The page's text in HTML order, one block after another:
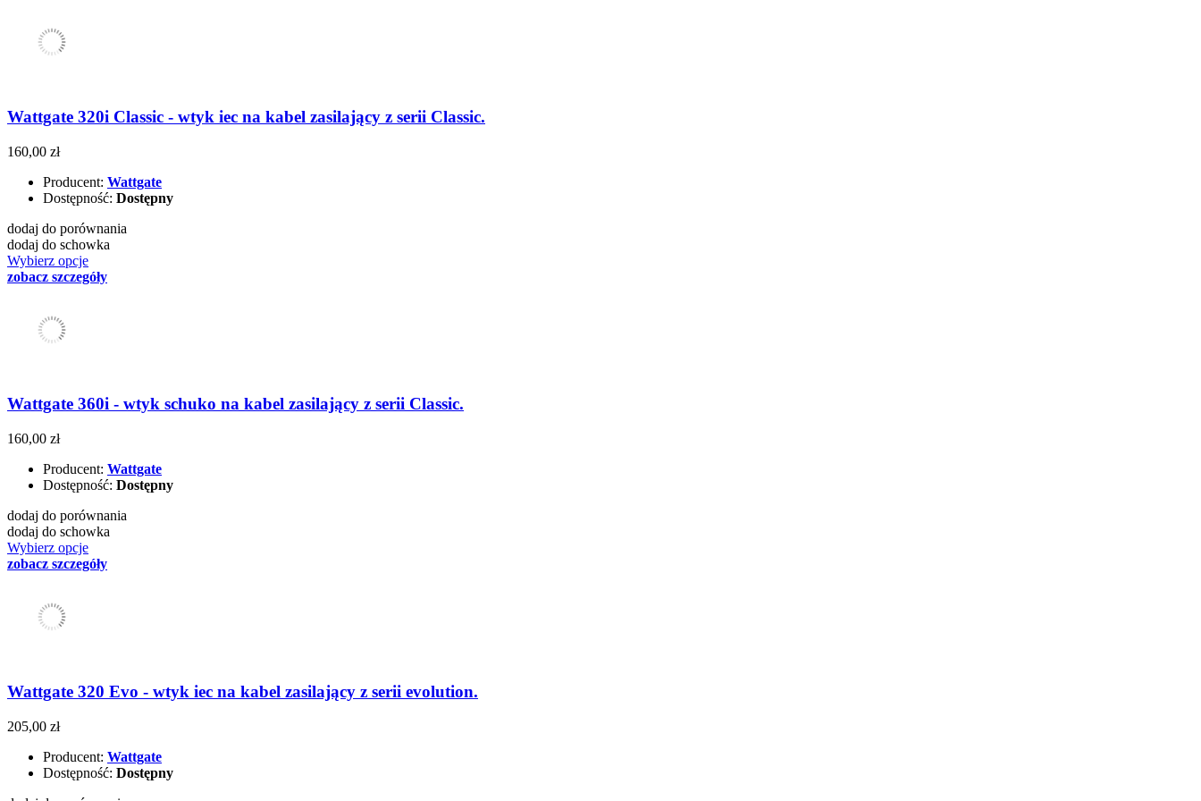
Wattgate 320i Classic - wtyk iec na kabel zasilający z serii Classic.
160,00 zł
Producent: Wattgate
Dostępność: Dostępny
dodaj do porównania
dodaj do schowka
Wybierz opcje
zobacz szczegóły
Wattgate 360i - wtyk schuko na kabel zasilający z serii Classic.
160,00 zł
Producent: Wattgate
Dostępność: Dostępny
dodaj do porównania
dodaj do schowka
Wybierz opcje
zobacz szczegóły
Wattgate 320 Evo - wtyk iec na kabel zasilający z serii evolution.
205,00 zł
Producent: Wattgate
Dostępność: Dostępny